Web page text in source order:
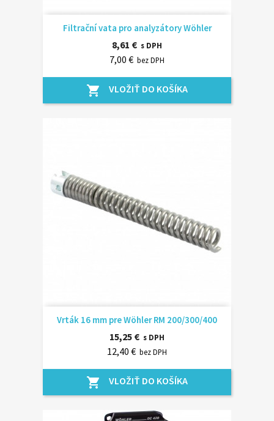
Filtrační vata pro analyzátory Wöhler
8,61 € s DPH
7,00 € bez DPH
shopping_cart VLOŽIŤ DO KOŠÍKA
Vrták 16 mm pre Wöhler RM 200/300/400
15,25 € s DPH
12,40 € bez DPH
shopping_cart VLOŽIŤ DO KOŠÍKA